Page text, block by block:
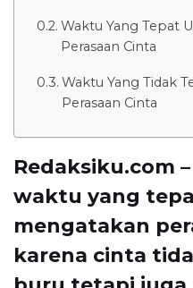
Waktu Yang Tepat
Perasaan Cinta
Waktu Yang Tidak
Perasaan Cinta
Redaksiku.com
waktu yang
mengatakan
karena cinta